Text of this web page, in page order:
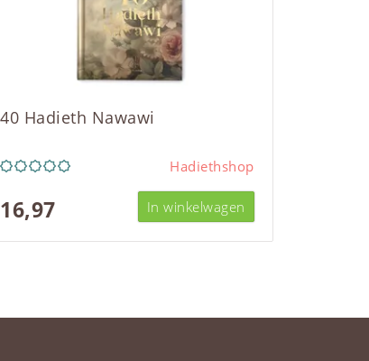
40 Hadieth Nawawi
Hadiethshop
16,97 In winkelwagen